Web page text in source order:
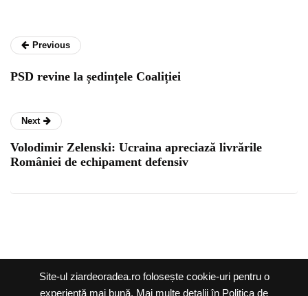
Site-ul ziardeoradea.ro folosește cookie-uri pentru o
experiență mai bună. Mai multe detalii în Politica de
Previous
PSD revine la ședințele Coaliției
Next
Volodimir Zelenski: Ucraina apreciază livrările
României de echipament defensiv
Termeni și condiții |